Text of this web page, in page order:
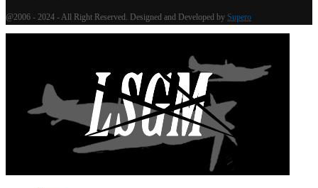
@2006 - 2024 - All Right Reserved. Designed and Developed by Supero